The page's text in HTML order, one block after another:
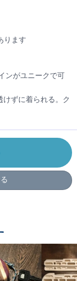
ります
ンがユニークで可
けずに着られる。ク